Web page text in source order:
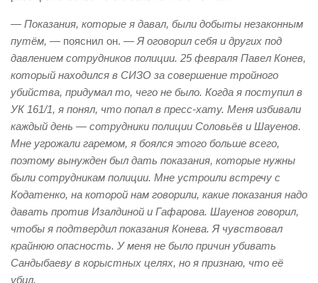
— Показания, которые я давал, были добыты незаконным
путём, — пояснил он. — Я оговорил себя и других под
давлением сотрудников полиции. 25 февраля Павел Конев,
который находился в СИЗО за совершение тройного
убийства, придумал то, чего не было. Когда я поступил в
УК 161/1, я понял, что попал в пресс-хату. Меня избивали
каждый день — сотрудники полиции Соловьёв и Шауенов.
Мне угрожали гаремом, я боялся этого больше всего,
поэтому вынужден был дать показания, которые нужны
были сотрудникам полиции. Мне устроили встречу с
Кодатенко, на которой нам говорили, какие показания надо
давать против Изалдиной и Гафарова. Шауенов говорил,
чтобы я подтвердил показания Конева. Я чувствовал
крайнюю опасность. У меня не было причин убивать
Сандыбаеву в корыстных целях, но я признаю, что её
убил.